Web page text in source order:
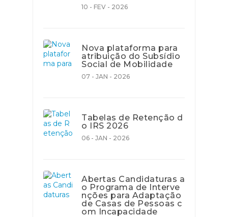
10 - FEV - 2026
Nova plataforma para
atribuição do Subsídio
Social de Mobilidade
07 - JAN - 2026
Tabelas de Retenção d
o IRS 2026
06 - JAN - 2026
Abertas Candidaturas a
o Programa de Interve
nções para Adaptação
de Casas de Pessoas c
om Incapacidade